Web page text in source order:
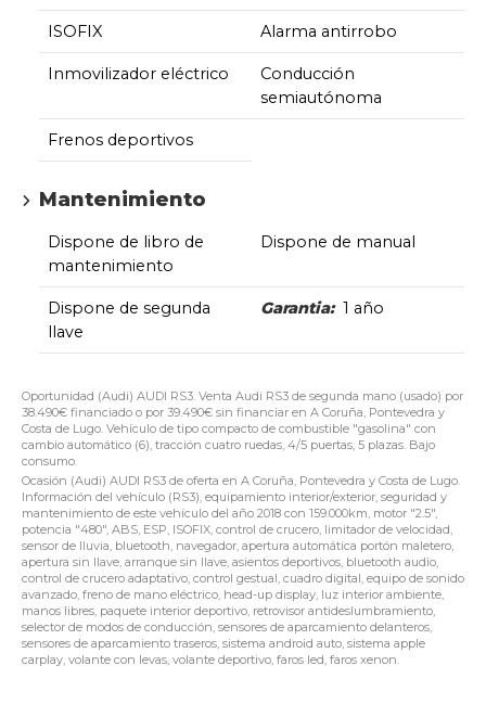
ISOFIX Alarma antirrobo
Inmovilizador eléctrico
Conducción
semiautónoma
Frenos deportivos
Mantenimiento
Dispone de libro de
mantenimiento
Dispone de manual
Dispone de segunda
llave
Garantia: 1 año
Oportunidad (Audi) AUDI RS3. Venta Audi RS3 de segunda mano (usado) por
38.490€ financiado o por 39.490€ sin financiar en A Coruña, Pontevedra y
Costa de Lugo. Vehículo de tipo compacto de combustible "gasolina" con
cambio automático (6), tracción cuatro ruedas, 4/5 puertas, 5 plazas. Bajo
consumo.
Ocasión (Audi) AUDI RS3 de oferta en A Coruña, Pontevedra y Costa de Lugo.
Información del vehículo (RS3), equipamiento interior/exterior, seguridad y
mantenimiento de este vehículo del año 2018 con 159.000km, motor "2.5",
potencia "480", ABS, ESP, ISOFIX, control de crucero, limitador de velocidad,
sensor de lluvia, bluetooth, navegador, apertura automática portón maletero,
apertura sin llave, arranque sin llave, asientos deportivos, bluetooth audio,
control de crucero adaptativo, control gestual, cuadro digital, equipo de sonido
avanzado, freno de mano eléctrico, head-up display, luz interior ambiente,
manos libres, paquete interior deportivo, retrovisor antideslumbramiento,
selector de modos de conducción, sensores de aparcamiento delanteros,
sensores de aparcamiento traseros, sistema android auto, sistema apple
carplay, volante con levas, volante deportivo, faros led, faros xenon.